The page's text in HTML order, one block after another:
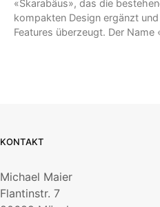
«Skarabäus», das die
kompakten Design ergänzt
Features überzeugt. Der
KONTAKT
Michael Maier
Flantinstr. 7